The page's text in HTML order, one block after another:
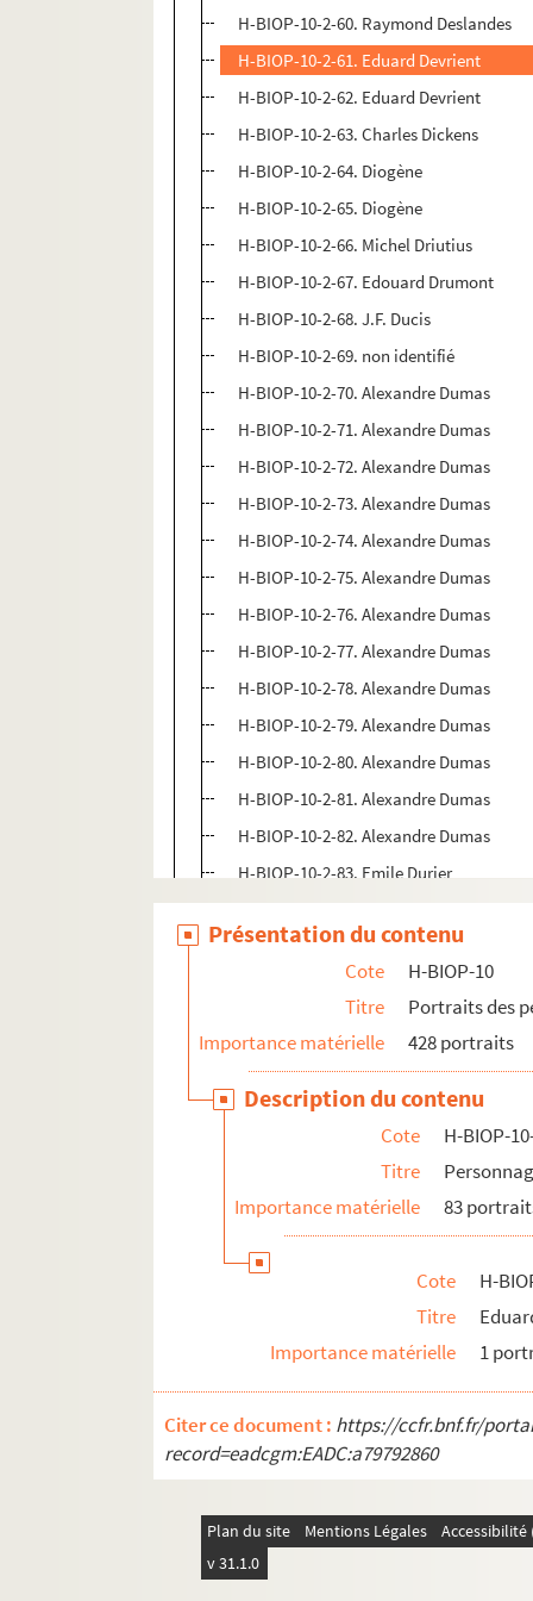
H-BIOP-10-2-60. Raymond Deslandes
H-BIOP-10-2-61. Eduard Devrient
H-BIOP-10-2-62. Eduard Devrient
H-BIOP-10-2-63. Charles Dickens
H-BIOP-10-2-64. Diogène
H-BIOP-10-2-65. Diogène
H-BIOP-10-2-66. Michel Driutius
H-BIOP-10-2-67. Edouard Drumont
H-BIOP-10-2-68. J.F. Ducis
H-BIOP-10-2-69. non identifié
H-BIOP-10-2-70. Alexandre Dumas
H-BIOP-10-2-71. Alexandre Dumas
H-BIOP-10-2-72. Alexandre Dumas
H-BIOP-10-2-73. Alexandre Dumas
H-BIOP-10-2-74. Alexandre Dumas
H-BIOP-10-2-75. Alexandre Dumas
H-BIOP-10-2-76. Alexandre Dumas
H-BIOP-10-2-77. Alexandre Dumas
H-BIOP-10-2-78. Alexandre Dumas
H-BIOP-10-2-79. Alexandre Dumas
H-BIOP-10-2-80. Alexandre Dumas
H-BIOP-10-2-81. Alexandre Dumas
H-BIOP-10-2-82. Alexandre Dumas
H-BIOP-10-2-83. Emile Durier
H-BIOP-11. Portraits des personnages de
H-BIOP-12. Portraits d'artistes : arts,
H-BIOP-13. Portraits de musiciens
H-BIOP-14. Portraits de scientifiques
Présentation du contenu
Cote
H-BIOP-10
Titre
Portraits des
Importance matérielle
428 portraits
Description du contenu
Cote
H-BIOP-
Titre
Importance matérielle
83
Cote
H-
Titre
Importance matérielle
1
Citer ce document : https://ccfr.bnf.fr/
record=eadcgm:EADC:a79792860
Plan du site Mentions Légales
v 31.1.0